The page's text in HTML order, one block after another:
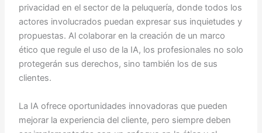
privacidad en el sector de la peluquería, donde todos los
actores involucrados puedan expresar sus inquietudes y
propuestas. Al colaborar en la creación de un marco
ético que regule el uso de la IA, los profesionales no solo
protegerán sus derechos, sino también los de sus
clientes.
La IA ofrece oportunidades innovadoras que pueden
mejorar la experiencia del cliente, pero siempre deben